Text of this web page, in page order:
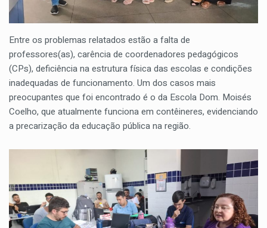
Entre os problemas relatados estão a falta de
professores(as), carência de coordenadores pedagógicos
(CPs), deficiência na estrutura física das escolas e condições
inadequadas de funcionamento. Um dos casos mais
preocupantes que foi encontrado é o da Escola Dom. Moisés
Coelho, que atualmente funciona em contêineres, evidenciando
a precarização da educação pública na região.